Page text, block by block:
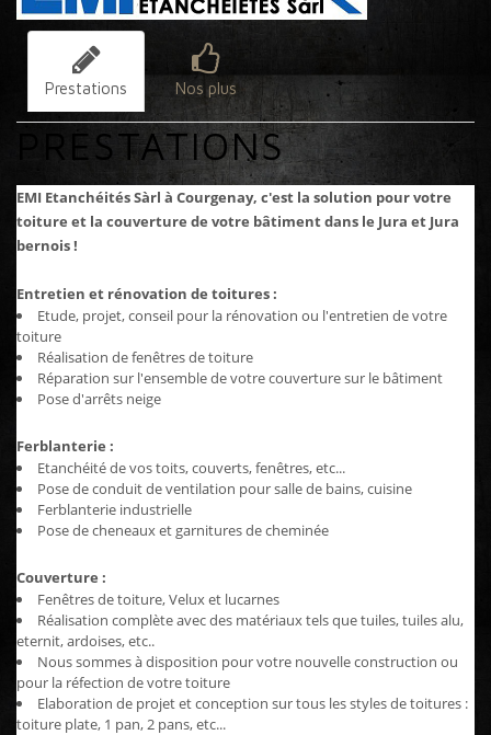
Prestations Nos plus
PRESTATIONS
EMI Etanchéités Sàrl à Courgenay, c'est la solution pour votre
toiture et la couverture de votre bâtiment dans le Jura et Jura
bernois !
Entretien et rénovation de toitures :
Etude, projet, conseil pour la rénovation ou l'entretien de votre
toiture
Réalisation de fenêtres de toiture
Réparation sur l'ensemble de votre couverture sur le bâtiment
Pose d'arrêts neige
Ferblanterie :
Etanchéité de vos toits, couverts, fenêtres, etc...
Pose de conduit de ventilation pour salle de bains, cuisine
Ferblanterie industrielle
Pose de cheneaux et garnitures de cheminée
Couverture :
Fenêtres de toiture, Velux et lucarnes
Réalisation complète avec des matériaux tels que tuiles, tuiles alu,
eternit, ardoises, etc..
Nous sommes à disposition pour votre nouvelle construction ou
pour la réfection de votre toiture
Elaboration de projet et conception sur tous les styles de toitures :
toiture plate, 1 pan, 2 pans, etc...